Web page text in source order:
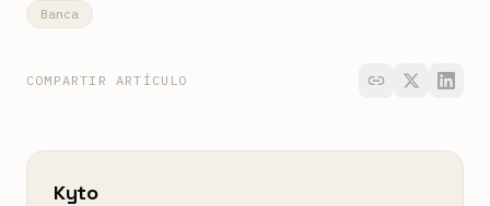
Banca
COMPARTIR ARTÍCULO
Kyto